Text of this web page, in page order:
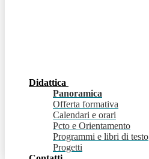
Didattica
Panoramica
Offerta formativa
Calendari e orari
Pcto e Orientamento
Programmi e libri di testo
Progetti